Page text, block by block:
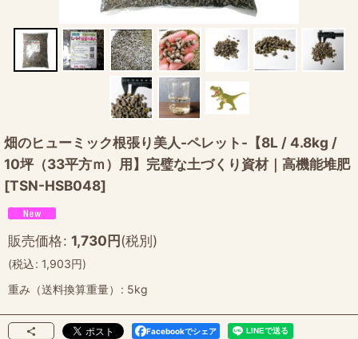
畑のヒューミック根張り美人-ペレット-【8L / 4.8kg /
10坪（33平方ｍ）用】完璧な土づくり資材｜高機能堆肥
[TSN-HSB048]
販売価格: 1,730円(税別)
(税込: 1,903円)
重み（送料換算重量）
: 5kg
Facebookでシェア